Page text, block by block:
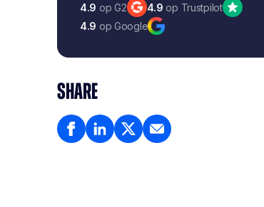
4.9 op G2 4.9 op Trustpilot
4.9 op Google
SHARE